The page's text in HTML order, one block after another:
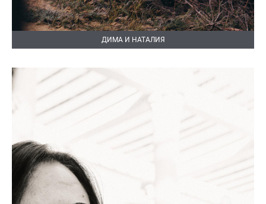
ДИМА И НАТАЛИЯ